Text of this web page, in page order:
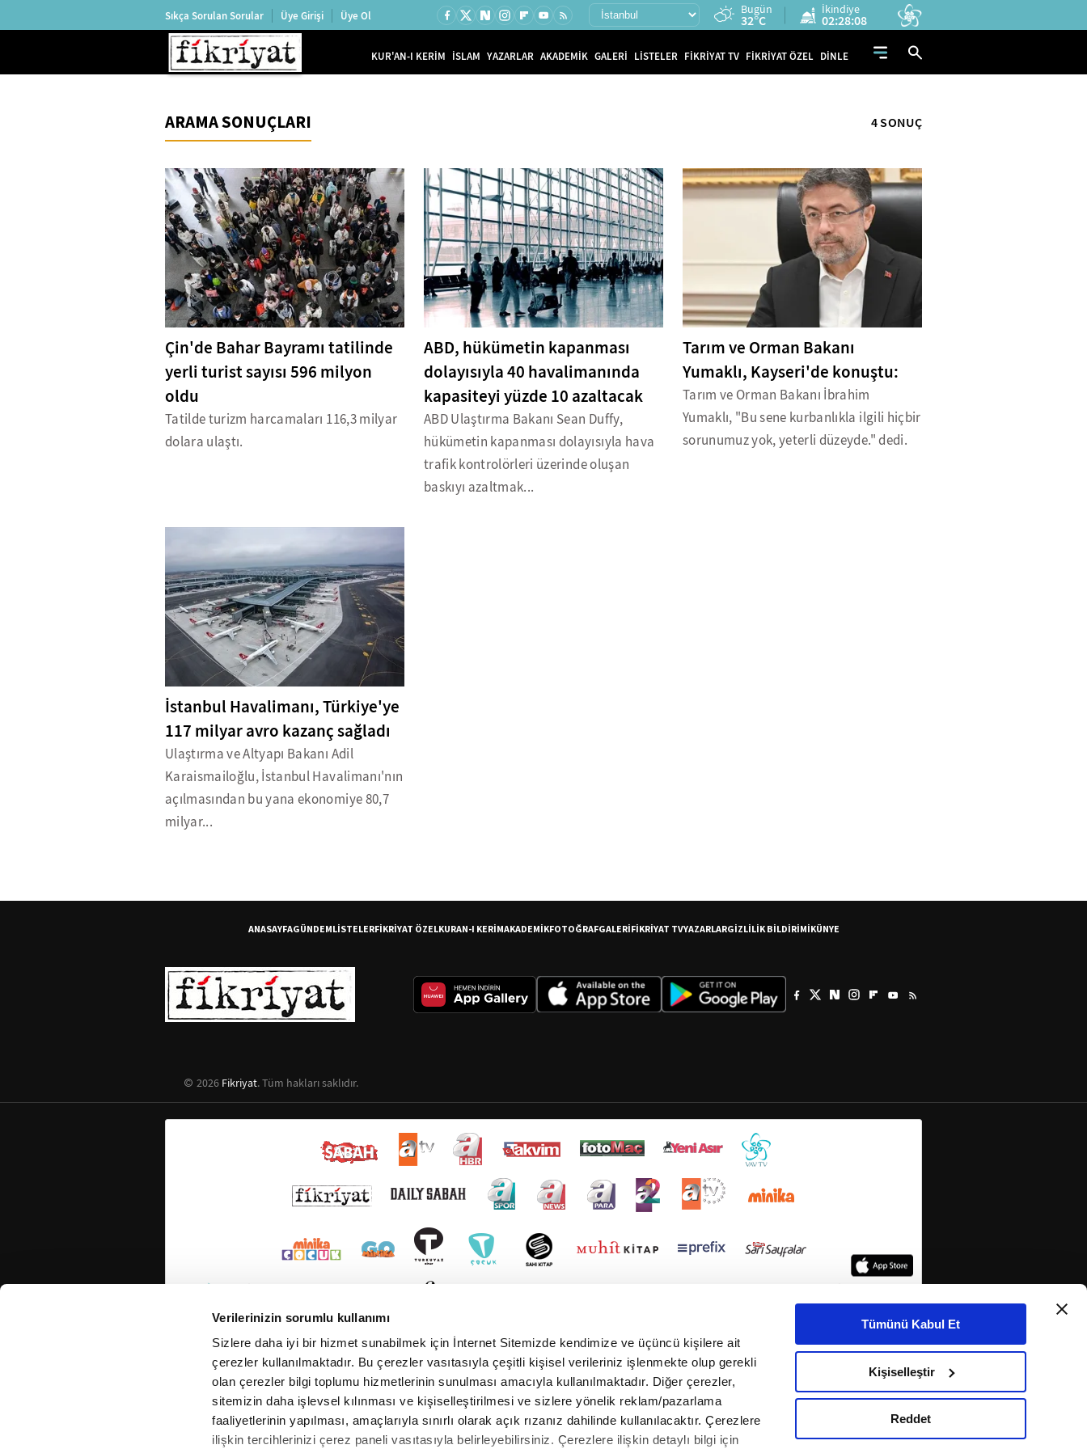
Verilerinizin sorumlu kullanımı
Sizlere daha iyi bir hizmet sunabilmek için İnternet Sitemizde kendimize ve üçüncü kişilere ait
çerezler kullanılmaktadır. Bu çerezler vasıtasıyla çeşitli kişisel verileriniz işlenmekte olup gerekli
olan çerezler bilgi toplumu hizmetlerinin sunulması amacıyla kullanılmaktadır. Diğer çerezler,
sitemizin daha işlevsel kılınması ve kişiselleştirilmesi ve sizlere yönelik reklam/pazarlama
faaliyetlerinin yapılması, amaçlarıyla sınırlı olarak açık rızanız dahilinde kullanılacaktır. Çerezlere
ilişkin tercihlerinizi çerez paneli vasıtasıyla belirleyebilirsiniz. Çerezlere ilişkin detaylı bilgi için
Tümünü Kabul Et
Kişiselleştir
Reddet
Sıkça Sorulan Sorular Üye Girişi Üye Ol Bugün
32°C
İkindiye
02:28:08
KUR'AN-I KERİM İSLAM YAZARLAR AKADEMİK GALERİ LİSTELER FİKRİYAT TV FİKRİYAT ÖZEL DİNLE
ARAMA SONUÇLARI 4 SONUÇ
Çin'de Bahar Bayramı tatilinde
yerli turist sayısı 596 milyon
oldu
Tatilde turizm harcamaları 116,3 milyar
dolara ulaştı.
ABD, hükümetin kapanması
dolayısıyla 40 havalimanında
kapasiteyi yüzde 10 azaltacak
ABD Ulaştırma Bakanı Sean Duffy,
hükümetin kapanması dolayısıyla hava
trafik kontrolörleri üzerinde oluşan
baskıyı azaltmak...
Tarım ve Orman Bakanı
Yumaklı, Kayseri'de konuştu:
Tarım ve Orman Bakanı İbrahim
Yumaklı, "Bu sene kurbanlıkla ilgili hiçbir
sorunumuz yok, yeterli düzeyde." dedi.
İstanbul Havalimanı, Türkiye'ye
117 milyar avro kazanç sağladı
Ulaştırma ve Altyapı Bakanı Adil
Karaismailoğlu, İstanbul Havalimanı'nın
açılmasından bu yana ekonomiye 80,7
milyar...
ANASAYFAGÜNDEMLİSTELERFİKRİYAT ÖZELKURAN-I KERİMAKADEMİKFOTOĞRAFGALERİFİKRİYAT TVYAZARLARGİZLİLİK BİLDİRİMİKÜNYE
2026 Fikriyat. Tüm hakları saklıdır.